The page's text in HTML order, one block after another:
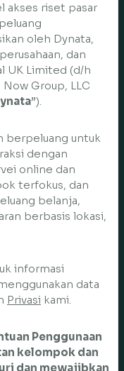
akses riset pasar
oleh Dynata,
dan
UK Limited (d/h
Group, LLC
”).
berpeluang untuk
dengan
online dan
terfokus, dan
belanja,
berbasis lokasi,
informasi
data
Privasi kami.
Penggunaan
kelompok dan
dan mewajibkan